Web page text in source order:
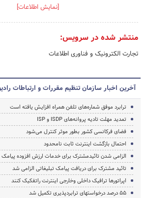
[نمایش اطلاعات]
منتشر شده در سرویس:
تجارت الکترونیک و فناوری اطلاعات
آخرین اخبار سازمان تنظیم مقررات و ارتباطات
ترابرد موفق شماره‌های تلفن همراه افزایش یافته است
تمدید مهلت تادیه پروانه‌های ISDP و ISP
فضای فرکانسی کشور بطور موثر کنترل می‌شود
احتمال بازگشت اینترنت ثابت نامحدود
الزامی شدن تائیدمشترک برای خدمات ارزش افزوده پیامک
تائید مشترک برای دریافت پیامک تبلیغاتی الزامی شد
اپراتورها ترافیک داخلی وخارجی اینترنت راتفکیک کنند
۵۵ درصد درخواستهای ترابردپذیری تکمیل شد